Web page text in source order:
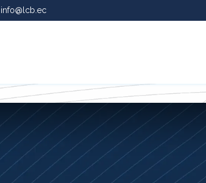
info@lcb.ec